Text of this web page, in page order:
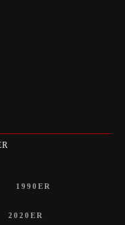
1990ER
2020ER